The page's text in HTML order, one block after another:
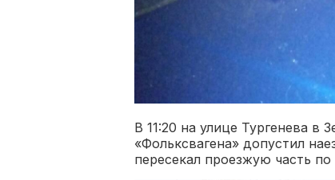
В 11:20 на улице Тургенева в
«Фольксвагена» допустил
пересекал проезжую часть